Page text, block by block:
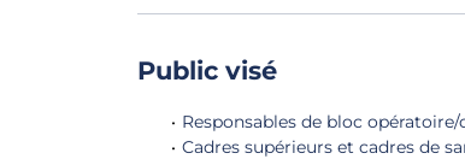
Public visé
Responsables de bloc
Cadres supérieurs et cadres de